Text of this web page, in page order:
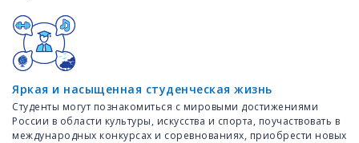
Яркая и насыщенная студенческая жизнь
Студенты могут познакомиться с мировыми достижениями
России в области культуры, искусства и спорта, поучаствовать в
международных конкурсах и соревнованиях, приобрести новых